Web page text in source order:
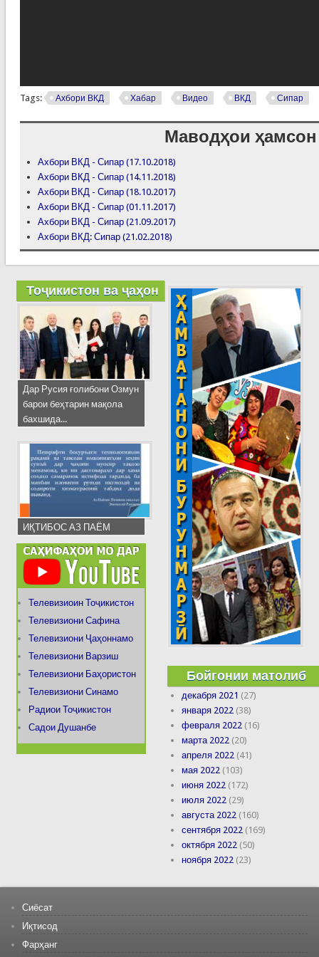
Tags: Ахбори ВКД Хабар Видео ВКД Сипар
Маводҳои ҳамсон
Ахбори ВКД - Сипар (17.10.2018)
Ахбори ВКД - Сипар (14.11.2018)
Ахбори ВКД - Сипар (18.10.2017)
Ахбори ВКД - Сипар (01.11.2017)
Ахбори ВКД - Сипар (21.09.2017)
Ахбори ВКД: Сипар (21.02.2018)
Тоҷикистон ва ҷаҳон
Дар Русия ғолибони Озмун
барои беҳтарин мақола
бахшида...
ИҚТИБОС АЗ ПАЁМ
Телевизиоин Тоҷикистон
Телевизиони Сафина
Телевизиони Ҷаҳоннамо
Телевизиони Варзиш
Телевизиони Баҳористон
Телевизиони Синамо
Радиои Тоҷикистон
Садои Душанбе
Бойгонии матолиб
декабря 2021 (27)
января 2022 (38)
февраля 2022 (16)
марта 2022 (20)
апреля 2022 (41)
мая 2022 (103)
июня 2022 (172)
июля 2022 (29)
августа 2022 (160)
сентября 2022 (169)
октября 2022 (50)
ноября 2022 (23)
Сиёсат
Иқтисод
Фарҳанг